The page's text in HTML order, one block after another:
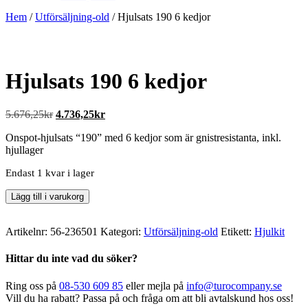
Hem /Utförsäljning-old / Hjulsats 190 6 kedjor
Hjulsats 190 6 kedjor
5.676,25kr Det
priset
4.736,25krDet
priset
Onspot-hjulsats “190” med 6 kedjor som är gnistresistanta, inkl.
hjullager
Endast 1 kvar i lager
Hjulsats
190
kedjor
Lägg till i varukorg
Artikelnr: 56-236501 Kategori: Utförsäljning-old Etikett: Hjulkit
Hittar du inte vad du söker?
Ring oss på 08-530 609 85 eller mejla på info@turocompany.se
Vill du ha rabatt? Passa på och fråga om att bli avtalskund hos oss!